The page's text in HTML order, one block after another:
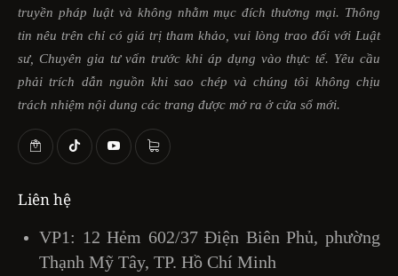
truyền pháp luật và không nhằm mục đích thương mại. Thông
tin nêu trên chỉ có giá trị tham khảo, vui lòng trao đổi với Luật
sư, Chuyên gia tư vấn trước khi áp dụng vào thực tế. Yêu cầu
phải trích dẫn nguồn khi sao chép và chúng tôi không chịu
trách nhiệm nội dung các trang được mở ra ở cửa sổ mới.
Liên hệ
VP1: 12 Hẻm 602/37 Điện Biên Phủ, phường
Thạnh Mỹ Tây, TP. Hồ Chí Minh